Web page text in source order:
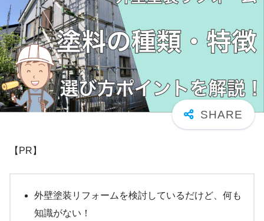
【PR】
外壁塗装リフォームを検討しているだけど、何も
知識がない！